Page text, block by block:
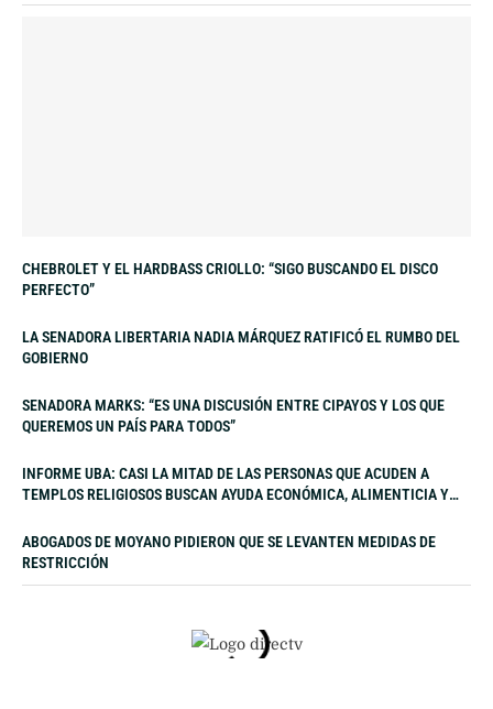
CHEBROLET Y EL HARDBASS CRIOLLO: “SIGO BUSCANDO EL DISCO
PERFECTO”
LA SENADORA LIBERTARIA NADIA MÁRQUEZ RATIFICÓ EL RUMBO DEL
GOBIERNO
SENADORA MARKS: “ES UNA DISCUSIÓN ENTRE CIPAYOS Y LOS QUE
QUEREMOS UN PAÍS PARA TODOS”
INFORME UBA: CASI LA MITAD DE LAS PERSONAS QUE ACUDEN A
TEMPLOS RELIGIOSOS BUSCAN AYUDA ECONÓMICA, ALIMENTICIA Y
ABOGADOS DE MOYANO PIDIERON QUE SE LEVANTEN MEDIDAS DE
RESTRICCIÓN